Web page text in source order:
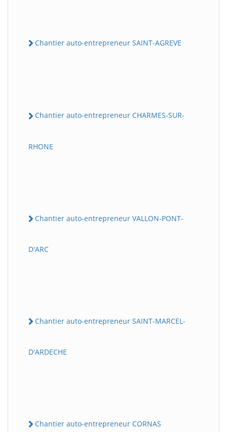
Chantier auto-entrepreneur SAINT-AGREVE
Chantier auto-entrepreneur CHARMES-SUR-
RHONE
Chantier auto-entrepreneur VALLON-PONT-
D'ARC
Chantier auto-entrepreneur SAINT-MARCEL-
D'ARDECHE
Chantier auto-entrepreneur CORNAS